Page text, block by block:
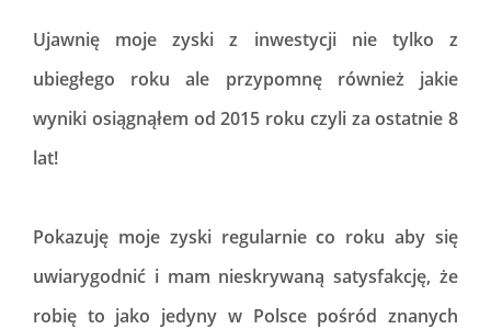
Ujawnię moje zyski z inwestycji nie tylko z
ubiegłego roku ale przypomnę również jakie
wyniki osiągnąłem od 2015 roku czyli za ostatnie 8
lat!
Pokazuję moje zyski regularnie co roku aby się
uwiarygodnić i mam nieskrywaną satysfakcję, że
robię to jako jedyny w Polsce pośród znanych